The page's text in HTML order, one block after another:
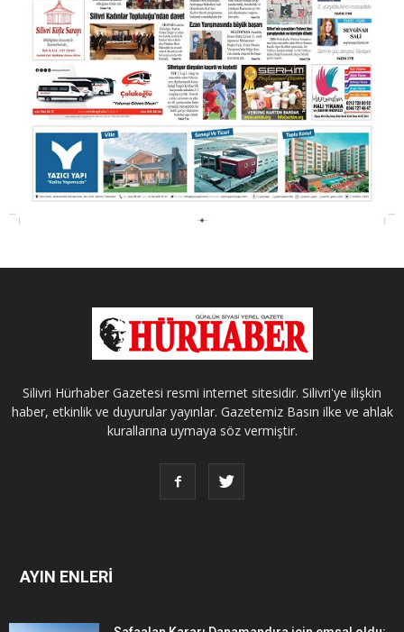
Silivri Hürhaber Gazetesi resmi internet sitesidir. Silivri'ye ilişkin
haber, etkinlik ve duyurular yayınlar. Gazetemiz Basın ilke ve ahlak
kurallarına uymaya söz vermiştir.
AYIN ENLERİ